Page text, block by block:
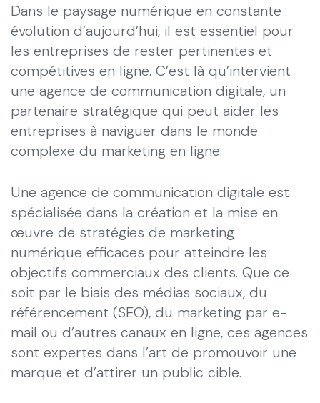
Dans le paysage numérique en constante
évolution d’aujourd’hui, il est essentiel pour
les entreprises de rester pertinentes et
compétitives en ligne. C’est là qu’intervient
une agence de communication digitale, un
partenaire stratégique qui peut aider les
entreprises à naviguer dans le monde
complexe du marketing en ligne.
Une agence de communication digitale est
spécialisée dans la création et la mise en
œuvre de stratégies de marketing
numérique efficaces pour atteindre les
objectifs commerciaux des clients. Que ce
soit par le biais des médias sociaux, du
référencement (SEO), du marketing par e-
mail ou d’autres canaux en ligne, ces agences
sont expertes dans l’art de promouvoir une
marque et d’attirer un public cible.